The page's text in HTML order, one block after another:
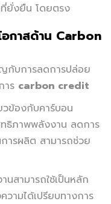
ที่ยั่งยืน โดยตรง
อกาสด้าน Carbon
กับการลดการปล่อย
าร carbon credit
วข้องกับคาร์บอน
ธิภาพพลังงาน ลดการ
ารผลิต สามารถช่วย
นสามารถใช้เป็นหลัก
ามได้เปรียบทางการ